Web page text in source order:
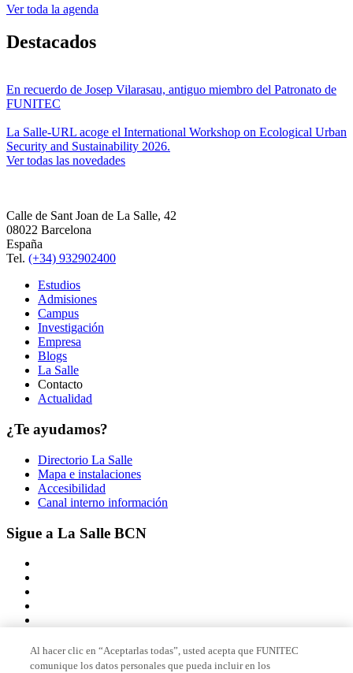
Ver toda la agenda
Destacados
En recuerdo de Josep Vilarasau, antiguo miembro del Patronato de
FUNITEC
La Salle-URL acoge el International Workshop on Ecological Urban
Security and Sustainability 2026.
Ver todas las novedades
Calle de Sant Joan de La Salle, 42
08022 Barcelona
España
Tel. (+34) 932902400
Estudios
Admisiones
Campus
Investigación
Empresa
Blogs
La Salle
Contacto
Actualidad
¿Te ayudamos?
Directorio La Salle
Mapa e instalaciones
Accesibilidad
Canal interno información
Sigue a La Salle BCN
Al hacer clic en “Aceptarlas todas”, usted acepta que FUNITEC
comunique los datos personales que pueda incluir en los